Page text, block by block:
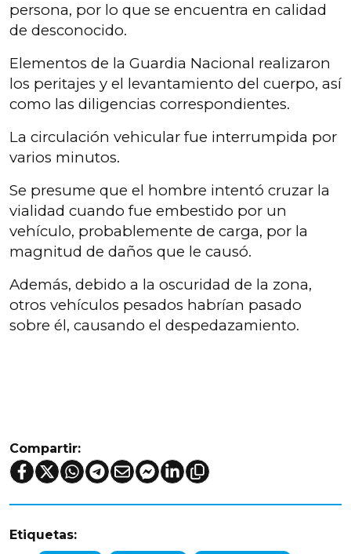
persona, por lo que se encuentra en calidad
de desconocido.
Elementos de la Guardia Nacional realizaron
los peritajes y el levantamiento del cuerpo, así
como las diligencias correspondientes.
La circulación vehicular fue interrumpida por
varios minutos.
Se presume que el hombre intentó cruzar la
vialidad cuando fue embestido por un
vehículo, probablemente de carga, por la
magnitud de daños que le causó.
Además, debido a la oscuridad de la zona,
otros vehículos pesados habrían pasado
sobre él, causando el despedazamiento.
Compartir:
Etiquetas: